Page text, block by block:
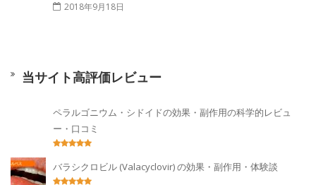
2018年9月18日
当サイト高評価レビュー
ペラルゴニウム・シドイドの効果・副作用の科学的レビュ
ー・口コミ
バラシクロビル (Valacyclovir) の効果・副作用・体験談